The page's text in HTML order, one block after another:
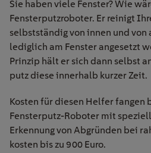
Sie haben viele Fenster? Wie
Fensterputzroboter. Er reinigt
selbstständig von innen und von
lediglich am Fenster angesetzt
Prinzip hält er sich dann selbst
putz diese innerhalb kurzer Zeit.
Kosten für diesen Helfer fangen
Fensterputz-Roboter mit
Erkennung von Abgründen bei
kosten bis zu 900 Euro.